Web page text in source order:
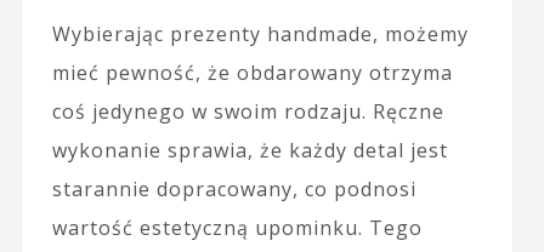
Wybierając prezenty handmade, możemy
mieć pewność, że obdarowany otrzyma
coś jedynego w swoim rodzaju. Ręczne
wykonanie sprawia, że każdy detal jest
starannie dopracowany, co podnosi
wartość estetyczną upominku. Tego